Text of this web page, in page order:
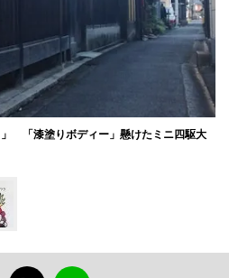
「漆塗りボディー」懸けたミニ四駆大